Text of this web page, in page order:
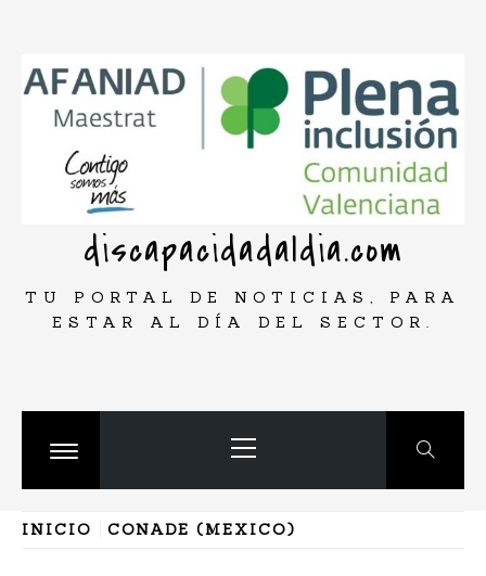
contenido
discapacidadaldia.com
TU PORTAL DE NOTICIAS, PARA
ESTAR AL DÍA DEL SECTOR.
Cambiar
principal
INICIO CONADE (MEXICO)